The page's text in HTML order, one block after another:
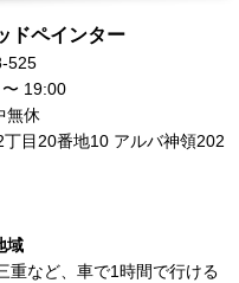
ドペインター
525
19:00
無休
目20番地10 アルバ神領202
域
重など、車で1時間で行ける